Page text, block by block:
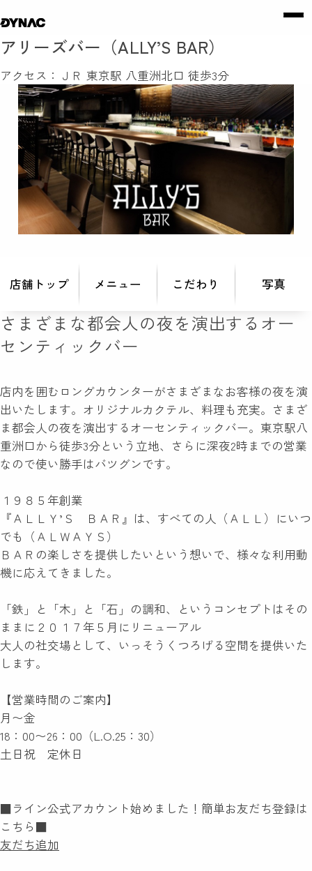
アリーズバー（ALLY’S BAR）
アクセス：ＪＲ 東京駅 八重洲北口 徒歩3分
店舗トップ メニュー こだわり 写真
さまざまな都会人の夜を演出するオー
センティックバー
店内を囲むロングカウンターがさまざまなお客様の夜を演
出いたします。オリジナルカクテル、料理も充実。さまざ
ま都会人の夜を演出するオーセンティックバー。東京駅八
重洲口から徒歩3分という立地、さらに深夜2時までの営業
なので使い勝手はバツグンです。
１９８５年創業
『ＡＬＬＹ’Ｓ ＢＡＲ』は、すべての人（ＡＬＬ）にいつ
でも（ＡＬＷＡＹＳ）
ＢＡＲの楽しさを提供したいという想いで、様々な利用動
機に応えてきました。
「鉄」と「木」と「石」の調和、というコンセプトはその
ままに２０１７年５月にリニューアル
大人の社交場として、いっそうくつろげる空間を提供いた
します。
【営業時間のご案内】
月〜金
18：00〜26：00（L.O.25：30）
土日祝 定休日
■ライン公式アカウント始めました！簡単お友だち登録は
こちら■
友だち追加